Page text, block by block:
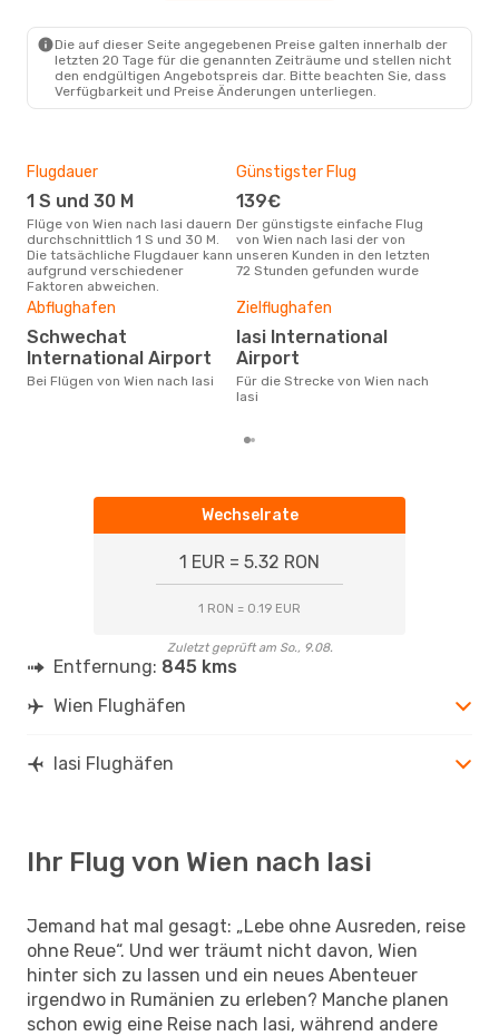
Austrian AirlinesDirekt
IAS- VIE
Die auf dieser Seite angegebenen Preise galten innerhalb der
letzten 20 Tage für die genannten Zeiträume und stellen nicht
den endgültigen Angebotspreis dar. Bitte beachten Sie, dass
Verfügbarkeit und Preise Änderungen unterliegen.
Flugdauer
1 S und 30 M
Flüge von Wien nach Iasi dauern
durchschnittlich 1 S und 30 M.
Die tatsächliche Flugdauer kann
aufgrund verschiedener
Faktoren abweichen.
Günstigster Flug
139€
Der günstigste einfache Flug
von Wien nach Iasi der von
unseren Kunden in den letzten
72 Stunden gefunden wurde
Abflughafen
Schwechat
International Airport
Bei Flügen von Wien nach Iasi
Zielflughafen
Airport
Für die Strecke von Wien nach
Iasi
Wechselrate
1 EUR = 5.32 RON
1 RON = 0.19 EUR
Zuletzt geprüft am So., 9.08.
Entfernung: 845 kms
Wien Flughäfen
Iasi Flughäfen
Ihr Flug von Wien nach Iasi
Jemand hat mal gesagt: „Lebe ohne Ausreden, reise
ohne Reue“. Und wer träumt nicht davon, Wien
hinter sich zu lassen und ein neues Abenteuer
irgendwo in Rumänien zu erleben? Manche planen
schon ewig eine Reise nach Iasi, während andere